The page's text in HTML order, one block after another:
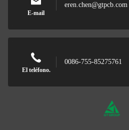
E-mail
eren.chen@gtpcb.com
El teléfono.
0086-755-85275761